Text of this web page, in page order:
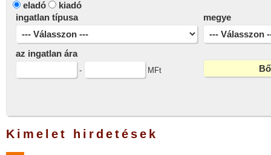
eladó
kiadó
ingatlan típusa
megye
az ingatlan ára
- MFt
Kimelet hirdetések